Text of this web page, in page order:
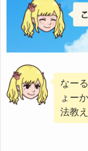
なー
ょー
法教え